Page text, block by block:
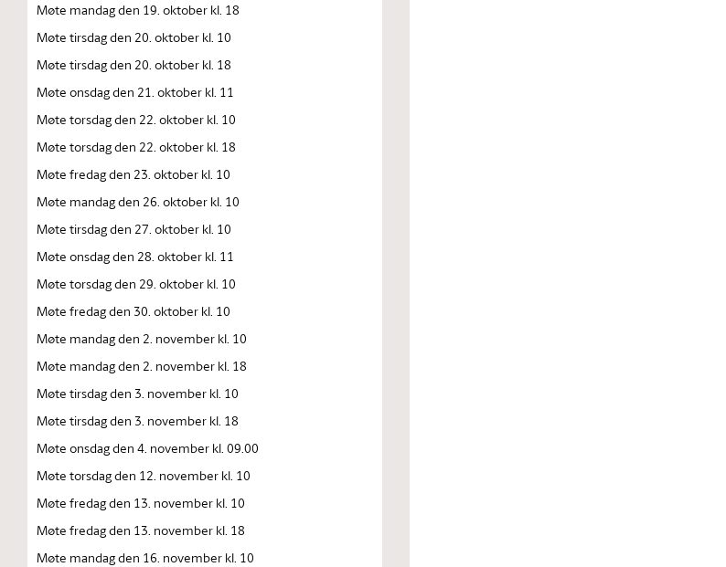
Møte mandag den 19. oktober kl. 18
Møte tirsdag den 20. oktober kl. 10
Møte tirsdag den 20. oktober kl. 18
Møte onsdag den 21. oktober kl. 11
Møte torsdag den 22. oktober kl. 10
Møte torsdag den 22. oktober kl. 18
Møte fredag den 23. oktober kl. 10
Møte mandag den 26. oktober kl. 10
Møte tirsdag den 27. oktober kl. 10
Møte onsdag den 28. oktober kl. 11
Møte torsdag den 29. oktober kl. 10
Møte fredag den 30. oktober kl. 10
Møte mandag den 2. november kl. 10
Møte mandag den 2. november kl. 18
Møte tirsdag den 3. november kl. 10
Møte tirsdag den 3. november kl. 18
Møte onsdag den 4. november kl. 09.00
Møte torsdag den 12. november kl. 10
Møte fredag den 13. november kl. 10
Møte fredag den 13. november kl. 18
Møte mandag den 16. november kl. 10